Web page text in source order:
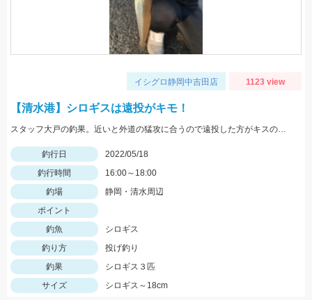
イシグロ静岡中吉田店 1123 view
【清水港】シロギスは遠投がキモ！
スタッフ大戸の釣果。近いと外道の猛攻に合うので遠投した方がキスのアタリが出る。イシグロの赤イソメ使用。
釣行日
2022/05/18
釣行時間
16:00～18:00
釣場
静岡・清水周辺
ポイント
釣魚
シロギス
釣り方
投げ釣り
釣果
シロギス３匹
サイズ
シロギス～18cm